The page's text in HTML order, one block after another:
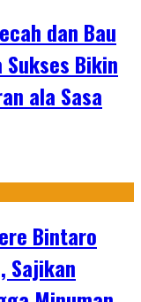
dan Bau
Bikin
ala Sasa
Bintaro
Sajikan